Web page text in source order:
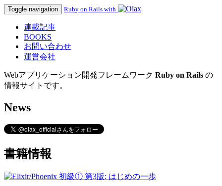
Toggle navigation Ruby on Rails with
連載記事
BOOKS
お問い合わせ
運営会社
Webアプリケーション開発フレームワーク Ruby on Rails の
情報サイトです。
News
書籍情報